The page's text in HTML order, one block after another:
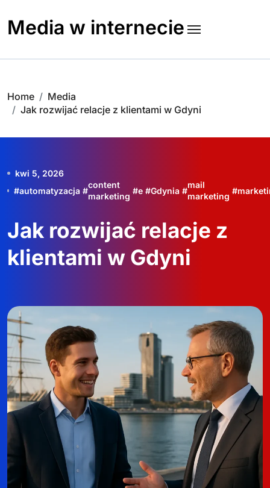
content
Media w internecie
Home
Media
Jak rozwijać relacje z klientami w Gdyni
kwi 5, 2026
#automatyzacja #
content
marketing
#e #Gdynia #
mail
marketing
#
Jak rozwijać relacje z
klientami w Gdyni